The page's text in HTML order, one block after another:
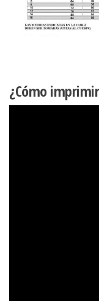
¿Cómo